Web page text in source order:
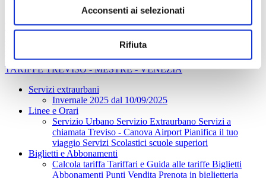
Acconsenti ai selezionati
Rifiuta
TARIFFARIO MOM
TARIFFE TREVISO - PORTOGRUARO
TARIFFE TREVISO - PADOVA
TARIFFE TREVISO - MESTRE - VENEZIA
Servizi extraurbani
Invernale 2025 dal 10/09/2025
Linee e Orari
Servizio Urbano Servizio Extraurbano Servizi a
chiamata Treviso - Canova Airport Pianifica il tuo
viaggio Servizi Scolastici scuole superiori
Biglietti e Abbonamenti
Calcola tariffa Tariffari e Guida alle tariffe Biglietti
Abbonamenti Punti Vendita Prenota in biglietteria